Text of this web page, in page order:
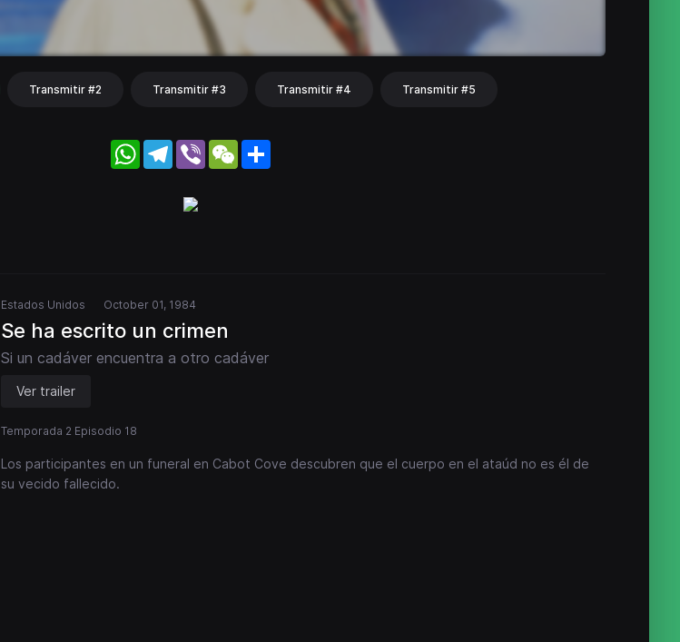
Transmitir #2 Transmitir #3 Transmitir #4 Transmitir #5
WhatsApp
Telegram
Viber WeChat
Estados Unidos October 01, 1984
Se ha escrito un crimen
Si un cadáver encuentra a otro cadáver
Ver trailer
Temporada 2 Episodio 18
Los participantes en un funeral en Cabot Cove descubren que el cuerpo en el ataúd no es él de
su vecido fallecido.